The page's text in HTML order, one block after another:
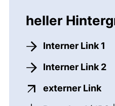
heller
Interner Link 1
Interner Link 2
externer Link